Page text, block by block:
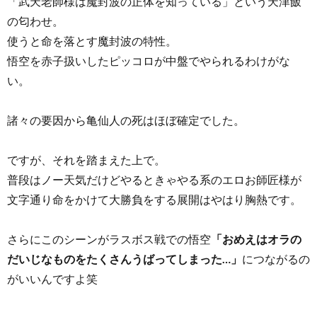
の匂わせ。
使うと命を落とす魔封波の特性。
悟空を赤子扱いしたピッコロが中盤でやられるわけがな
い。
諸々の要因から亀仙人の死はほぼ確定でした。
ですが、それを踏まえた上で。
普段はノー天気だけどやるときゃやる系のエロお師匠様が
文字通り命をかけて大勝負をする展開はやはり胸熱です。
さらにこのシーンがラスボス戦での悟空 「おめえはオラの
だいじなものをたくさんうばってしまった…」 につながるの
がいいんですよ笑